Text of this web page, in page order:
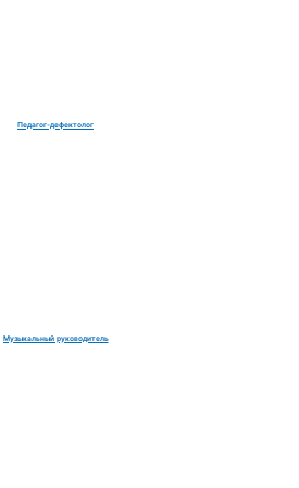
Педагог-дефектолог
Музыкальный руководитель